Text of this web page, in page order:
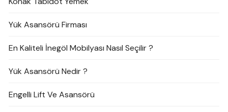
Yük Asansörü Firması
En Kaliteli İnegöl Mobilyası Nasıl Seçilir ?
Yük Asansörü Nedir ?
Engelli Lift Ve Asansörü